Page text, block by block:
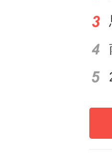
校
一
“
生